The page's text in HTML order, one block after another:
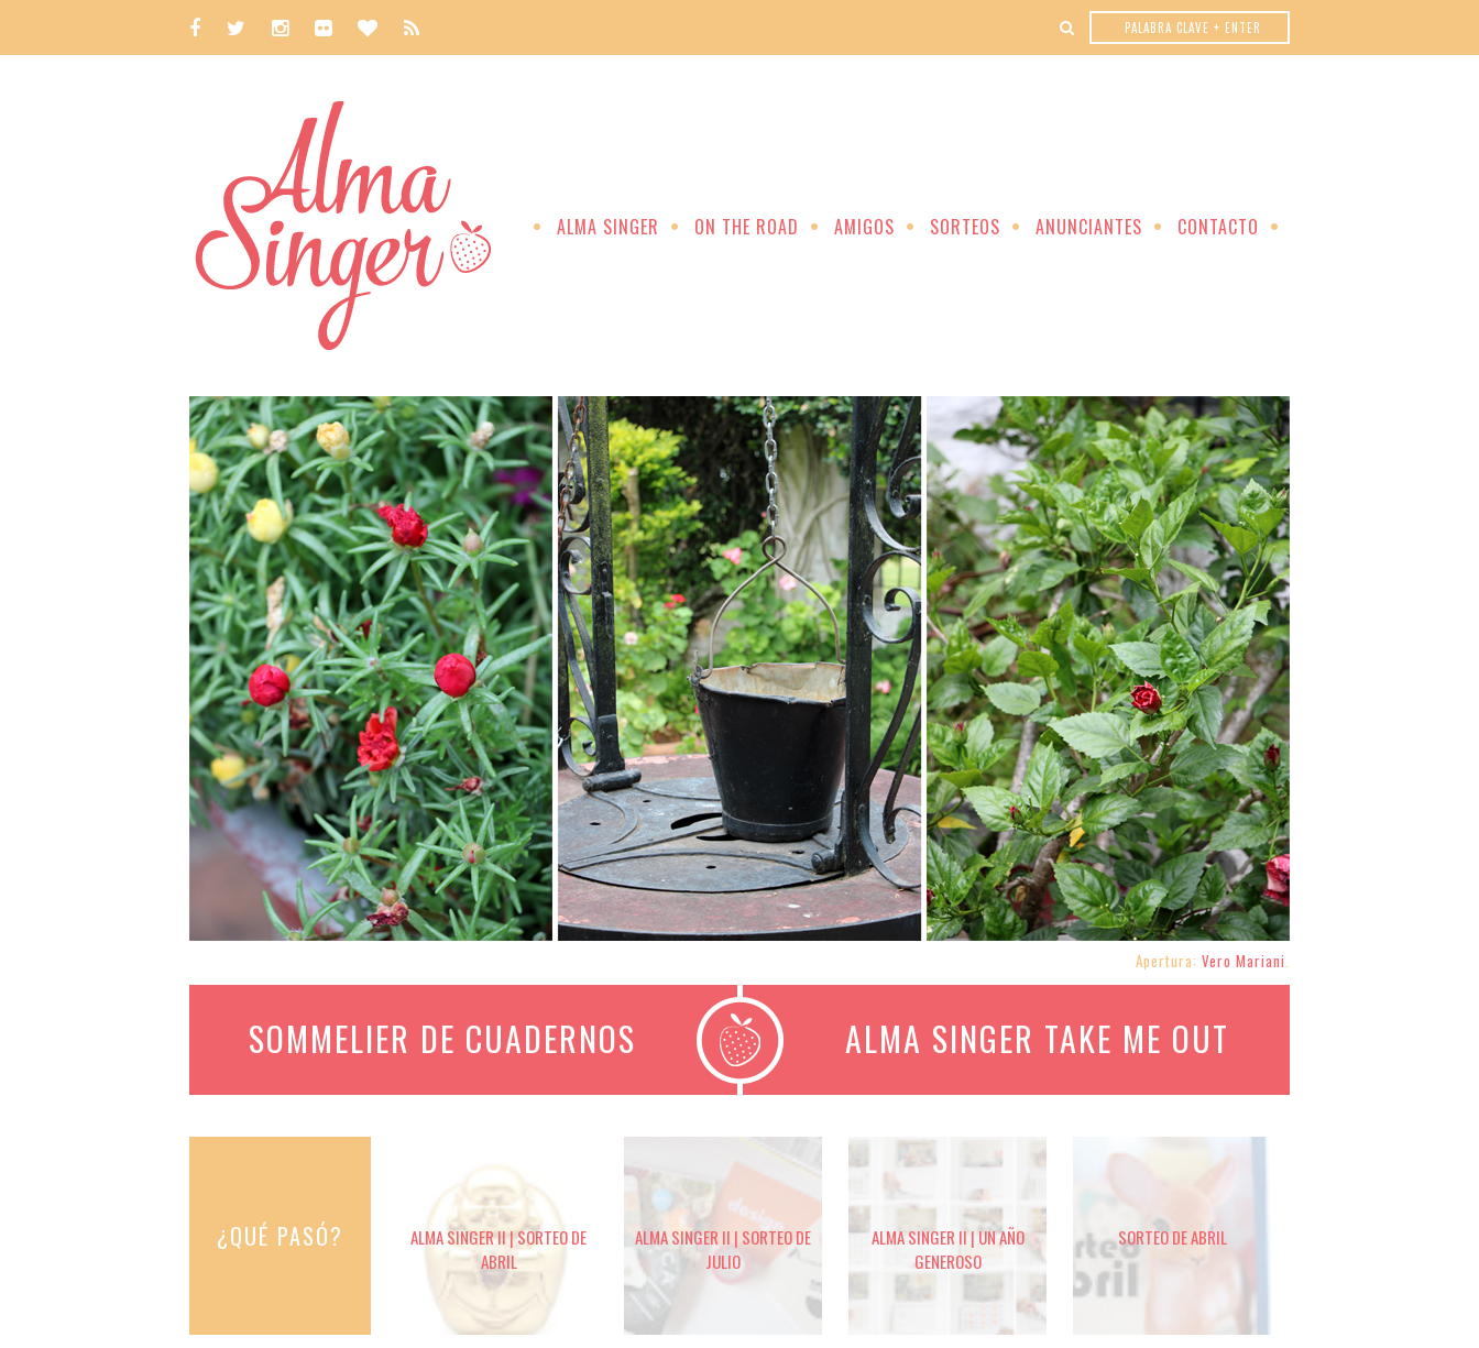
ALMA SINGER ON THE ROAD AMIGOS SORTEOS ANUNCIANTES CONTACTO
Apertura: Vero Mariani.
SOMMELIER DE CUADERNOS ALMA SINGER TAKE ME OUT
¿QUÉ PASÓ?
ALMA SINGER II | SORTEO DE
ABRIL
ALMA SINGER II | SORTEO DE
JULIO
ALMA SINGER II | UN AÑO
GENEROSO
SORTEO DE ABRIL